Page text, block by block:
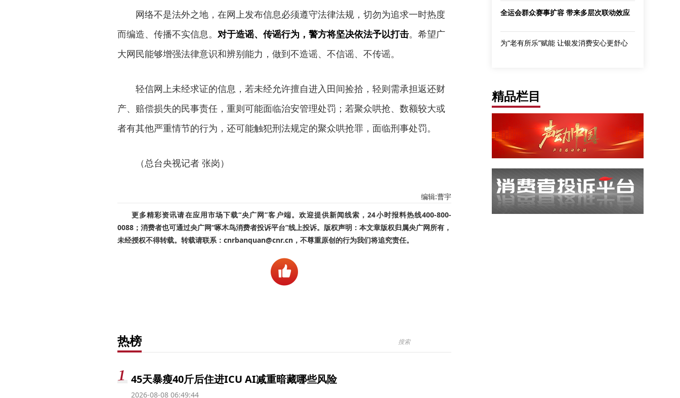
网络不是法外之地，在网上发布信息必须遵守法律法规，切勿为追求一时热度
而编造、传播不实信息。 对于造谣、传谣行为，警方将坚决依法予以打击。希望广
大网民能够增强法律意识和辨别能力，做到不造谣、不信谣、不传谣。
轻信网上未经求证的信息，若未经允许擅自进入田间捡拾，轻则需承担返还财
产、赔偿损失的民事责任，重则可能面临治安管理处罚；若聚众哄抢、数额较大或
者有其他严重情节的行为，还可能触犯刑法规定的聚众哄抢罪，面临刑事处罚。
（总台央视记者 张岗）
编辑:曹宇
更多精彩资讯请在应用市场下载“央广网”客户端。欢迎提供新闻线索，24小时报料热线400-800-
0088；消费者也可通过央广网“啄木鸟消费者投诉平台”线上投诉。版权声明：本文章版权归属央广网所有，
未经授权不得转载。转载请联系：cnrbanquan@cnr.cn，不尊重原创的行为我们将追究责任。
热榜
45天暴瘦40斤后住进ICU AI减重暗藏哪些风险
2026-08-08 06:49:44
全运会群众赛事扩容 带来多层次联动效应
为“老有所乐”赋能 让银发消费安心更舒心
精品栏目